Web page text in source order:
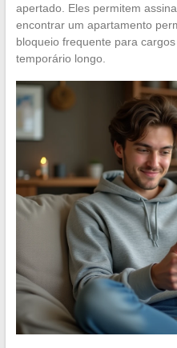
apertado. Eles permitem
encontrar um apartamento
bloqueio frequente para
temporário longo.